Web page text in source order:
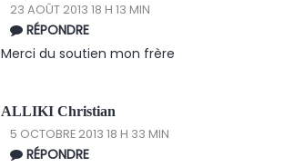
23 AOÛT 2013 18 H 13 MIN
RÉPONDRE
Merci du soutien mon frère
ALLIKI Christian
5 OCTOBRE 2013 18 H 33 MIN
RÉPONDRE